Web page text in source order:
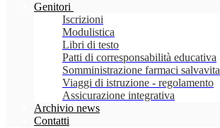
Genitori
Iscrizioni
Modulistica
Libri di testo
Patti di corresponsabilità educativa
Somministrazione farmaci salvavita
Viaggi di istruzione - regolamento
Assicurazione integrativa
Archivio news
Contatti